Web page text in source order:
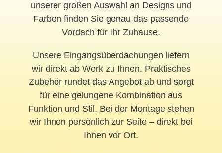
unserer großen Auswahl an Designs und
Farben finden Sie genau das passende
Vordach für Ihr Zuhause.
Unsere Eingangsüberdachungen liefern
wir direkt ab Werk zu Ihnen. Praktisches
Zubehör rundet das Angebot ab und sorgt
für eine gelungene Kombination aus
Funktion und Stil. Bei der Montage stehen
wir Ihnen persönlich zur Seite – direkt bei
Ihnen vor Ort.